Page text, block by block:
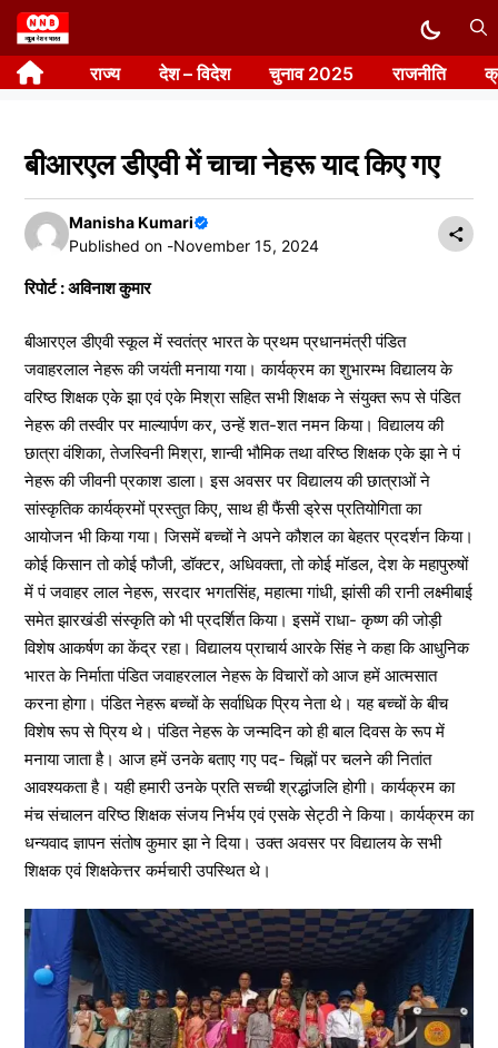
Skip
to
content राज्य देश – विदेश चुनाव 2025 राजनीति
बीआरएल डीएवी में चाचा नेहरू याद किए गए
Manisha Kumari
Published on -November 15, 2024
रिपोर्ट : अविनाश कुमार
बीआरएल डीएवी स्कूल में स्वतंत्र भारत के प्रथम प्रधानमंत्री पंडित
जवाहरलाल नेहरू की जयंती मनाया गया। कार्यक्रम का शुभारम्भ विद्यालय के
वरिष्ठ शिक्षक एके झा एवं एके मिश्रा सहित सभी शिक्षक ने संयुक्त रूप से पंडित
नेहरू की तस्वीर पर माल्यार्पण कर, उन्हें शत-शत नमन किया। विद्यालय की
छात्रा वंशिका, तेजस्विनी मिश्रा, शान्वी भौमिक तथा वरिष्ठ शिक्षक एके झा ने पं
नेहरू की जीवनी प्रकाश डाला। इस अवसर पर विद्यालय की छात्राओं ने
सांस्कृतिक कार्यक्रमों प्रस्तुत किए, साथ ही फैंसी ड्रेस प्रतियोगिता का
आयोजन भी किया गया। जिसमें बच्चों ने अपने कौशल का बेहतर प्रदर्शन किया।
कोई किसान तो कोई फौजी, डॉक्टर, अधिवक्ता, तो कोई मॉडल, देश के महापुरुषों
में पं जवाहर लाल नेहरू, सरदार भगतसिंह, महात्मा गांधी, झांसी की रानी लक्ष्मीबाई
समेत झारखंडी संस्कृति को भी प्रदर्शित किया। इसमें राधा- कृष्ण की जोड़ी
विशेष आकर्षण का केंद्र रहा। विद्यालय प्राचार्य आरके सिंह ने कहा कि आधुनिक
भारत के निर्माता पंडित जवाहरलाल नेहरू के विचारों को आज हमें आत्मसात
करना होगा। पंडित नेहरू बच्चों के सर्वाधिक प्रिय नेता थे। यह बच्चों के बीच
विशेष रूप से प्रिय थे। पंडित नेहरू के जन्मदिन को ही बाल दिवस के रूप में
मनाया जाता है। आज हमें उनके बताए गए पद- चिह्नों पर चलने की नितांत
आवश्यकता है। यही हमारी उनके प्रति सच्ची श्रद्धांजलि होगी। कार्यक्रम का
मंच संचालन वरिष्ठ शिक्षक संजय निर्भय एवं एसके सेट्ठी ने किया। कार्यक्रम का
धन्यवाद ज्ञापन संतोष कुमार झा ने दिया। उक्त अवसर पर विद्यालय के सभी
शिक्षक एवं शिक्षकेत्तर कर्मचारी उपस्थित थे।